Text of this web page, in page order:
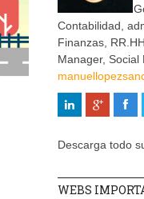
Contabilidad,
Finanzas,
Manager, Social
Descarga todo
WEBS